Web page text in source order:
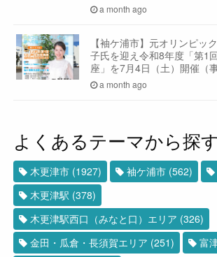
a month ago
【袖ケ浦市】元オリンピッ
子氏を迎え令和8年度「第1
座」を7月4日（土）開催（
a month ago
よくあるテーマから探
木更津市 (1927) 袖ケ浦市 (562)
木更津駅 (378)
木更津駅西口（みなと口）エリア (326)
金田・瓜倉・長須賀エリア (251) 富